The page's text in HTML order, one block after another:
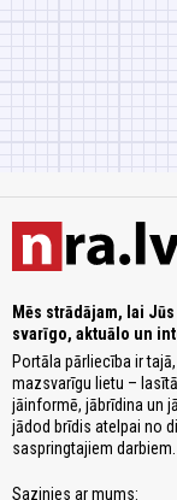
Mēs strādājam, lai
svarīgo, aktuālo un
Portāla pārliecība ir
mazsvarīgu lietu –
jāinformē, jābrīdina un
jādod brīdis atelpai no
saspringtajiem darbiem.
Sazinies ar mums: